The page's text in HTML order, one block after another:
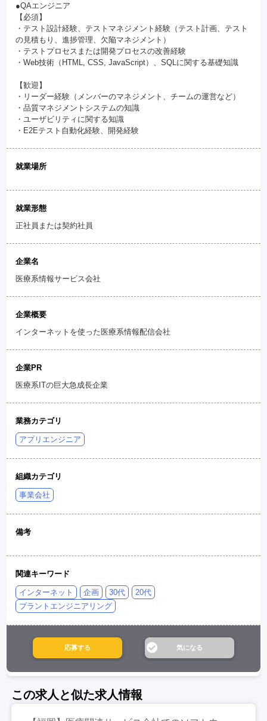
●QAエンジニア
【必須】
・テスト設計経験、テストマネジメント経験（テスト計画、テスト
の見積もり、進捗管理、欠陥マネジメント）
・テストプロセスまたは開発プロセスの改善経験
・Web技術（HTML, CSS, JavaScript）、SQLに関する基礎知識
【歓迎】
・リーダー経験（メンバーのマネジメント、チームの運営など）
・品質マネジメントシステムの知識
・ユーザビリティに関する知識
・E2Eテスト自動化経験、開発経験
就業場所
就業形態
正社員または契約社員
企業名
医療系情報サービス会社
企業概要
インターネットを使った医療系情報配信会社
企業PR
医療系ITの巨大急成長企業
業務カテゴリ
アプリエンジニア
組織カテゴリ
事業会社
備考
関連キーワード
インターネット 企画 30代
20代
プラントエンジニアリング
この求人と似た求人情報